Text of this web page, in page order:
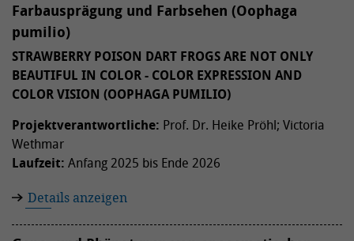
Farbausprägung und Farbsehen (Oophaga
pumilio)
STRAWBERRY POISON DART FROGS ARE NOT ONLY
BEAUTIFUL IN COLOR - COLOR EXPRESSION AND
COLOR VISION (OOPHAGA PUMILIO)
Projektverantwortliche: Prof. Dr. Heike Pröhl; Victoria
Wethmar
Laufzeit: Anfang 2025 bis Ende 2026
Details anzeigen